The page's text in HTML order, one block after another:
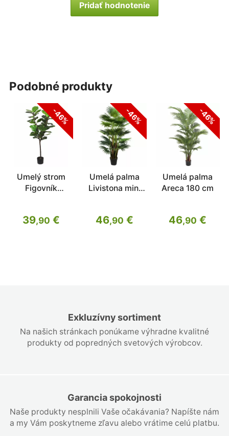
Exkluzívny sortiment
Na našich stránkach ponúkame výhradne kvalitné
produkty od popredných svetových výrobcov.
Garancia spokojnosti
Naše produkty nesplnili Vaše očakávania? Napíšte nám
a my Vám poskytneme zľavu alebo vrátime celú platbu.
Pridať hodnotenie
podobné produkty
-46%
Umelý strom
Figovník
39,90 €
-46%
Umelá palma
Livistona mini
46,90 €
-46%
Umelá palma
Areca 180 cm
46,90 €